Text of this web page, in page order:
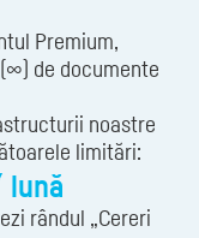
Premium,
de documente
noastre
limitări:
rândul „Cereri